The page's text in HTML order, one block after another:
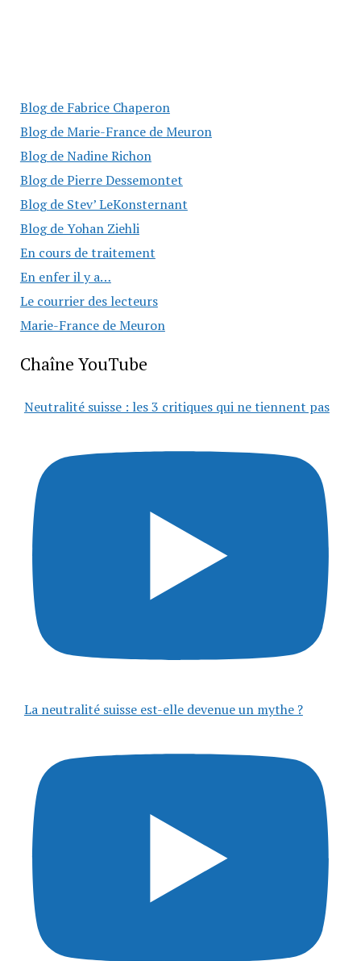
Blog de Fabrice Chaperon
Blog de Marie-France de Meuron
Blog de Nadine Richon
Blog de Pierre Dessemontet
Blog de Stev’ LeKonsternant
Blog de Yohan Ziehli
En cours de traitement
En enfer il y a…
Le courrier des lecteurs
Marie-France de Meuron
Chaîne YouTube
Neutralité suisse : les 3 critiques qui ne tiennent pas
La neutralité suisse est-elle devenue un mythe ?